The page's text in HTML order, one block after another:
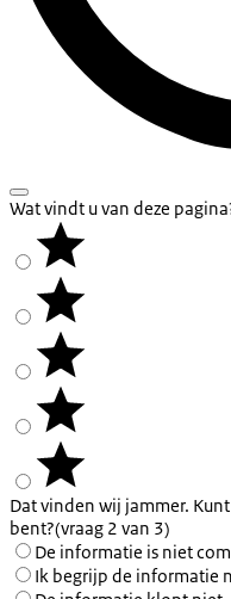
Wat vindt u van deze
Dat vinden wij jammer.
bent?(vraag 2 van 3)
De informatie is niet
Ik begrijp de informatie